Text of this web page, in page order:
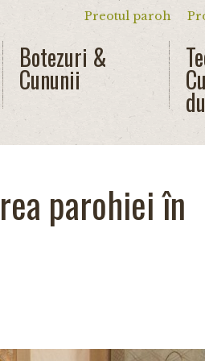
Meniu
Preotul paroh
Botezuri &
Cununii
parohiei în